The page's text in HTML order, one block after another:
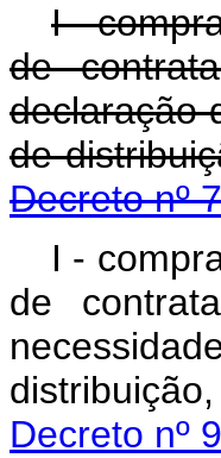
I -
de
declaração
de
Decreto nº
I -
de
Decreto nº